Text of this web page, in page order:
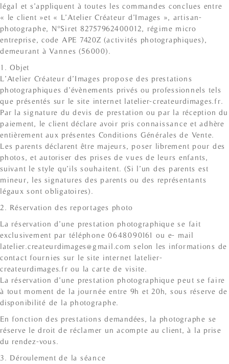
légal et s’appliquent à toutes les commandes conclues entre
« le client »et « L’Atelier Créateur d’Images », artisan-
photographe, N°Siret 82757962400012, régime micro
entreprise, code APE 7420Z (activités photographiques),
demeurant à Vannes (56000).
1. Objet
L’Atelier Créateur d’Images propose des prestations
photographiques d’évènements privés ou professionnels tels
que présentés sur le site internet latelier-createurdimages.fr.
Par la signature du devis de prestation ou par la réception du
paiement, le client déclare avoir pris connaissance et adhère
entièrement aux présentes Conditions Générales de Vente.
Les parents déclarent être majeurs, poser librement pour des
photos, et autoriser des prises de vues de leurs enfants,
suivant le style qu’ils souhaitent. (Si l’un des parents est
mineur, les signatures des parents ou des représentants
légaux sont obligatoires).
2. Réservation des reportages photo
La réservation d’une prestation photographique se fait
exclusivement par téléphone 0648090161 ou e- mail
latelier.createurdimages@gmail.com selon les informations de
contact fournies sur le site internet latelier-
createurdimages.fr ou la carte de visite.
La réservation d’une prestation photographique peut se faire
à tout moment de la journée entre 9h et 20h, sous réserve de
disponibilité de la photographe.
En fonction des prestations demandées, la photographe se
réserve le droit de réclamer un acompte au client, à la prise
du rendez-vous.
3. Déroulement de la séance